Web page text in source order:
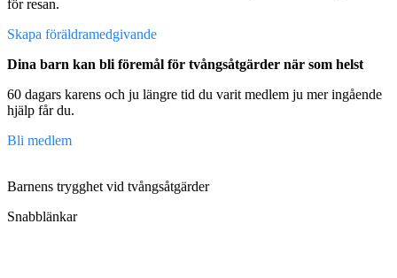
för resan.
Skapa föräldramedgivande
Dina barn kan bli föremål för tvångsåtgärder när som helst
60 dagars karens och ju längre tid du varit medlem ju mer ingående
hjälp får du.
Bli medlem
Barnens trygghet vid tvångsåtgärder
Snabblänkar